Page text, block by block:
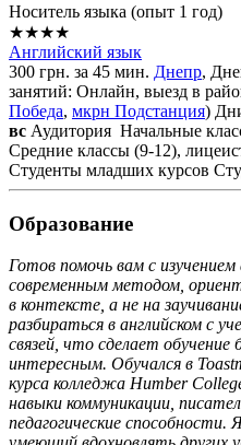
Носитель языка (опыт 1 год)
★★★★
Английский язык
300 грн. за 45 мин. Днепр,
занятий: Онлайн, выезд в
Победа, мкрн Подстанция)
вс Аудитория Начальные
Средние классы (9-12),
Студенты младших курсов
Образование
Готов помочь вам с
современным методом,
в контексте, а не на
разбираться в английском с
связей, что сделает
интересным. Обучался в
курса колледжа Humber
навыки коммуникации,
педагогические